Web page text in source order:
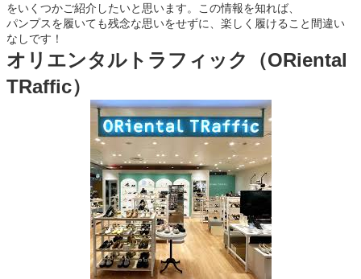
をいくつかご紹介したいと思います。この情報を知れば、
パンプスを履いても残念な思いをせずに、楽しく履けること間違い
なしです！
オリエンタルトラフィック（ORiental
TRaffic）